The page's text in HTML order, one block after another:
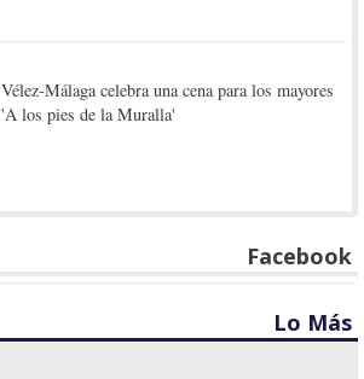
Vélez-Málaga celebra una cena para los mayores
'A los pies de la Muralla'
Facebook
Lo Más